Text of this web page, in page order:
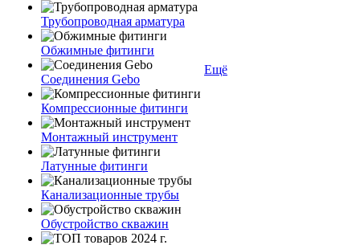
Трубопроводная арматура
Обжимные фитинги
Соединения Gebo
Компрессионные фитинги
Монтажный инструмент
Латунные фитинги
Канализационные трубы
Обустройство скважин
Ещё